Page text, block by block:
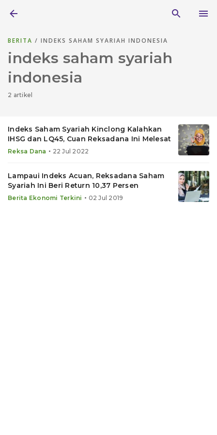
BERITA / INDEKS SAHAM SYARIAH INDONESIA
indeks saham syariah
indonesia
2 artikel
Indeks Saham Syariah Kinclong Kalahkan
IHSG dan LQ45, Cuan Reksadana Ini Melesat
Reksa Dana • 22 Jul 2022
Lampaui Indeks Acuan, Reksadana Saham
Syariah Ini Beri Return 10,37 Persen
Berita Ekonomi Terkini • 02 Jul 2019